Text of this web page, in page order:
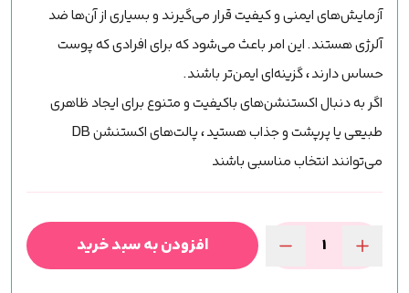
آزمایش‌های ایمنی و کیفیت قرار می‌گیرند و بسیاری از آن‌ها ضد
آلرژی هستند. این امر باعث می‌شود که برای افرادی که پوست
حساس دارند، گزینه‌ای ایمن‌تر باشند.
اگر به دنبال اکستنشن‌های باکیفیت و متنوع برای ایجاد ظاهری
طبیعی یا پرپشت و جذاب هستید، پالت‌های اکستنشن DB
می‌توانند انتخاب مناسبی باشند
پالت
افزودن به سبد خرید